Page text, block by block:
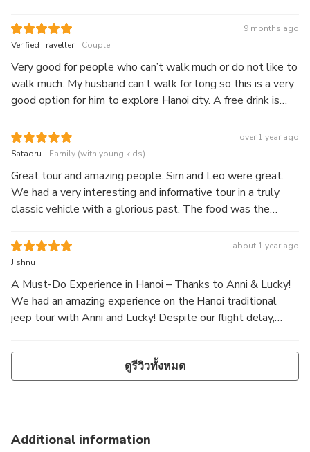
Hanoi we couldn't have done alone. We did the sunet tour
so had the bonus of seeing 2 trains on Train Street
9 months ago
Verified Traveller . Couple
Very good for people who can’t walk much or do not like to
walk much. My husband can’t walk for long so this is a very
good option for him to explore Hanoi city. A free drink is
more for the locals which I personally think is a plus point.
The food provided is great! No regrets for us! 👍
over 1 year ago
Satadru . Family (with young kids)
Great tour and amazing people. Sim and Leo were great.
We had a very interesting and informative tour in a truly
classic vehicle with a glorious past. The food was the
about 1 year ago
Jishnu
A Must-Do Experience in Hanoi – Thanks to Anni & Lucky!
We had an amazing experience on the Hanoi traditional
jeep tour with Anni and Lucky! Despite our flight delay,
the moment we arrived, they greeted us warmly and even
helped with luggage storage, which was super convenient.
Lucky was a skilled and confident driver, making the ride
whole tour feel personalized and relaxed. They went out
ดูรีวิวทั้งหมด
Additional information